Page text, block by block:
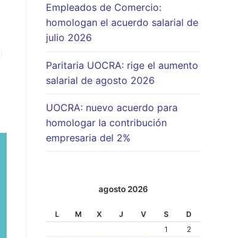
Empleados de Comercio:
homologan el acuerdo salarial de
julio 2026
Paritaria UOCRA: rige el aumento
salarial de agosto 2026
UOCRA: nuevo acuerdo para
homologar la contribución
empresaria del 2%
agosto 2026
L M X J V S
D
1
2